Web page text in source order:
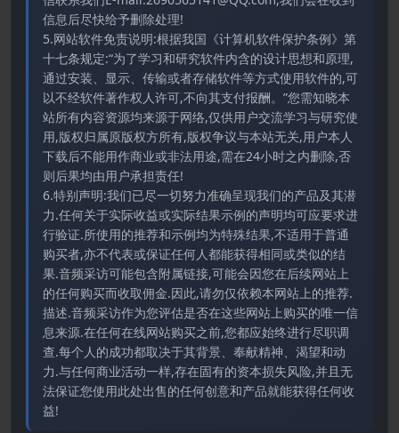
信息后尽快给予删除处理!
5.网站软件免责说明:根据我国《计算机软件保护条例》第
十七条规定:“为了学习和研究软件内含的设计思想和原理,
通过安装、显示、传输或者存储软件等方式使用软件的,可
以不经软件著作权人许可,不向其支付报酬。”您需知晓本
站所有内容资源均来源于网络,仅供用户交流学习与研究使
用,版权归属原版权方所有,版权争议与本站无关,用户本人
下载后不能用作商业或非法用途,需在24小时之内删除,否
则后果均由用户承担责任!
6.特别声明:我们已尽一切努力准确呈现我们的产品及其潜
力.任何关于实际收益或实际结果示例的声明均可应要求进
行验证.所使用的推荐和示例均为特殊结果,不适用于普通
购买者,亦不代表或保证任何人都能获得相同或类似的结
果.音频采访可能包含附属链接,可能会因您在后续网站上
的任何购买而收取佣金.因此,请勿仅依赖本网站上的推荐.
描述.音频采访作为您评估是否在这些网站上购买的唯一信
息来源.在任何在线网站购买之前,您都应始终进行尽职调
查.每个人的成功都取决于其背景、奉献精神、渴望和动
力.与任何商业活动一样,存在固有的资本损失风险,并且无
法保证您使用此处出售的任何创意和产品就能获得任何收
益!